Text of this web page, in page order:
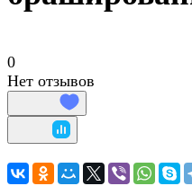
0
Нет отзывов